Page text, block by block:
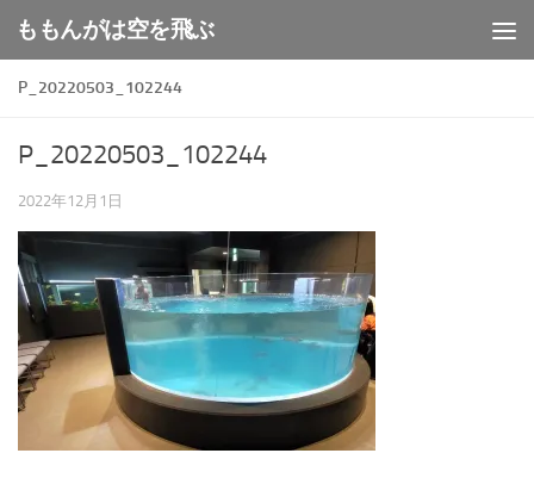
コンテンツへスキップ
ももんがは空を飛ぶ
P_20220503_102244
P_20220503_102244
2022年12月1日